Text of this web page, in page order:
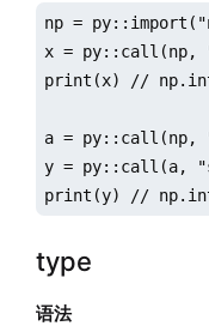
np =
x =
print(x) //
a = py::call(np,
y = py::call(a,
print(y) //
type
语法